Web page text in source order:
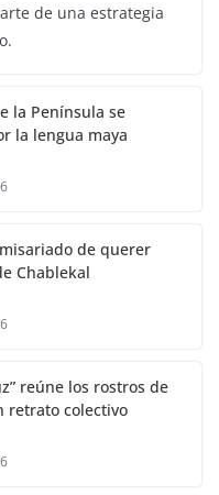
de una estrategia
la Península se
la lengua maya
de querer
Chablekal
reúne los rostros de
retrato colectivo